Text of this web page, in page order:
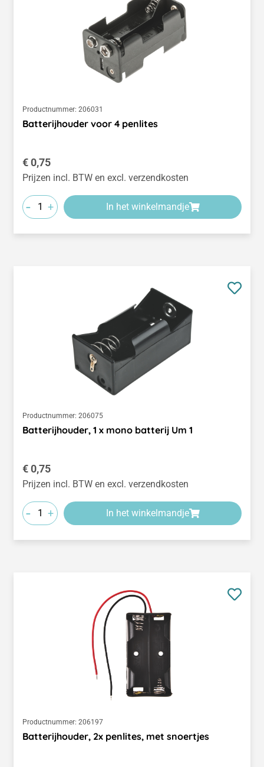
Productnummer: 206031
Batterijhouder voor 4 penlites
Normale prijs:
€ 0,75
Prijzen incl. BTW en excl. verzendkosten
- + In het winkelmandje
Productnummer: 206075
Batterijhouder, 1 x mono batterij Um 1
Normale prijs:
€ 0,75
Prijzen incl. BTW en excl. verzendkosten
- + In het winkelmandje
Productnummer: 206197
Batterijhouder, 2x penlites, met snoertjes